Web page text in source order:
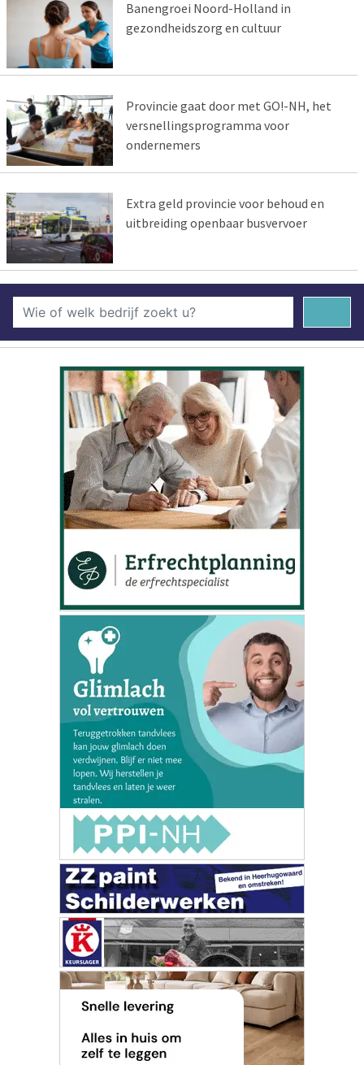
Banengroei Noord-Holland in
gezondheidszorg en cultuur
Provincie gaat door met GO!-NH, het
versnellingsprogramma voor
ondernemers
Extra geld provincie voor behoud en
uitbreiding openbaar busvervoer